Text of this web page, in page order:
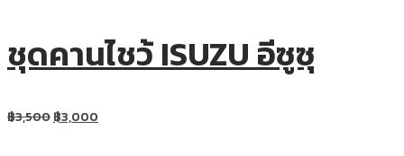
ชุดคานไชว้ ISUZU อีซูซุ
฿3,500฿3,000